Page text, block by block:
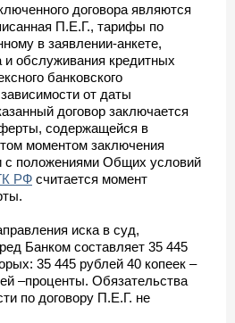
договора являются
П.Е.Г., тарифы по
в заявлении-анкете,
обслуживания кредитных
банковского
от даты
договор заключается
содержащейся в
моментом заключения
с положениями Общих условий
РФ считается момент
иска в суд,
Банком составляет 35 445
35 445 рублей 40 копеек –
–проценты. Обязательства
по договору П.Е.Г. не